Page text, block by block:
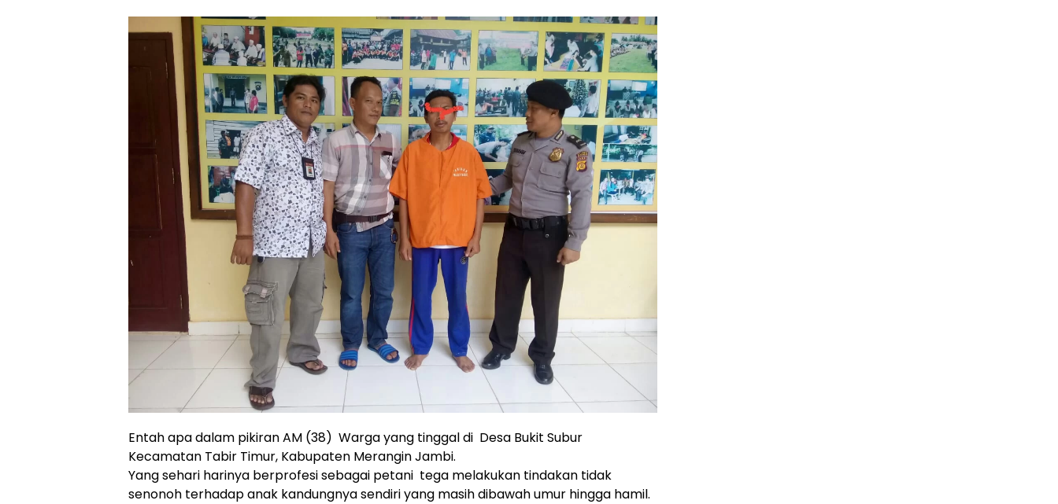
Entah apa dalam pikiran AM (38) Warga yang tinggal di Desa Bukit Subur
Kecamatan Tabir Timur, Kabupaten Merangin Jambi.
Yang sehari harinya berprofesi sebagai petani tega melakukan tindakan tidak
senonoh terhadap anak kandungnya sendiri yang masih dibawah umur hingga hamil.